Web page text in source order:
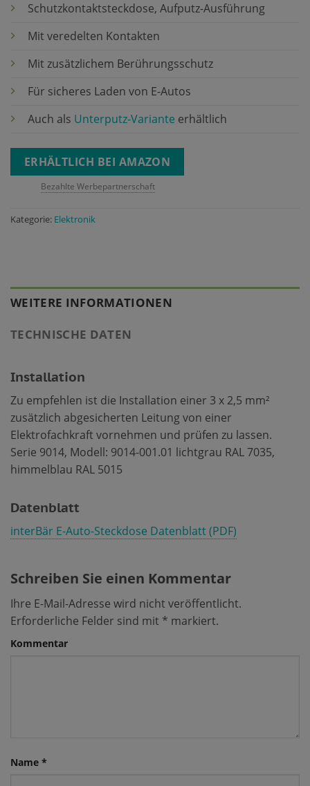
Schutzkontaktsteckdose, Aufputz-Ausführung
Mit veredelten Kontakten
Mit zusätzlichem Berührungsschutz
Für sicheres Laden von E-Autos
Auch als Unterputz-Variante erhältlich
ERHÄLTLICH BEI AMAZON
Bezahlte Werbepartnerschaft
Kategorie: Elektronik
WEITERE INFORMATIONEN
TECHNISCHE DATEN
Installation
Zu empfehlen ist die Installation einer 3 x 2,5 mm²
zusätzlich abgesicherten Leitung von einer
Elektrofachkraft vornehmen und prüfen zu lassen.
Serie 9014, Modell: 9014-001.01 lichtgrau RAL 7035,
himmelblau RAL 5015
Datenblatt
interBär E-Auto-Steckdose Datenblatt (PDF)
Schreiben Sie einen Kommentar
Ihre E-Mail-Adresse wird nicht veröffentlicht.
Erforderliche Felder sind mit * markiert.
Kommentar
Name *